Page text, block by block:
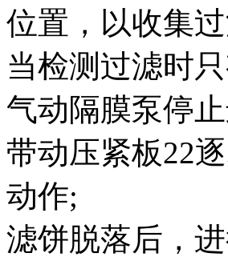
位置，以收集
当检测过滤时
气动隔膜泵停
带动压紧板22
动作;
滤饼脱落后，